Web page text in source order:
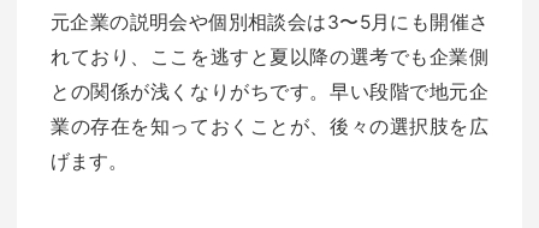
元企業の説明会や個別相談会は3〜5月にも開催さ
れており、ここを逃すと夏以降の選考でも企業側
との関係が浅くなりがちです。早い段階で地元企
業の存在を知っておくことが、後々の選択肢を広
げます。